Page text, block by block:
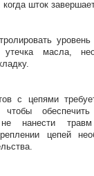
шток
масла,
с цепями
чтобы
нанести
цепей